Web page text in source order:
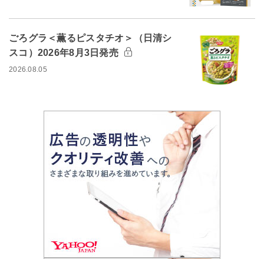
ごろグラ＜薫るピスタチオ＞（日清シ
スコ）2026年8月3日発売
2026.08.05